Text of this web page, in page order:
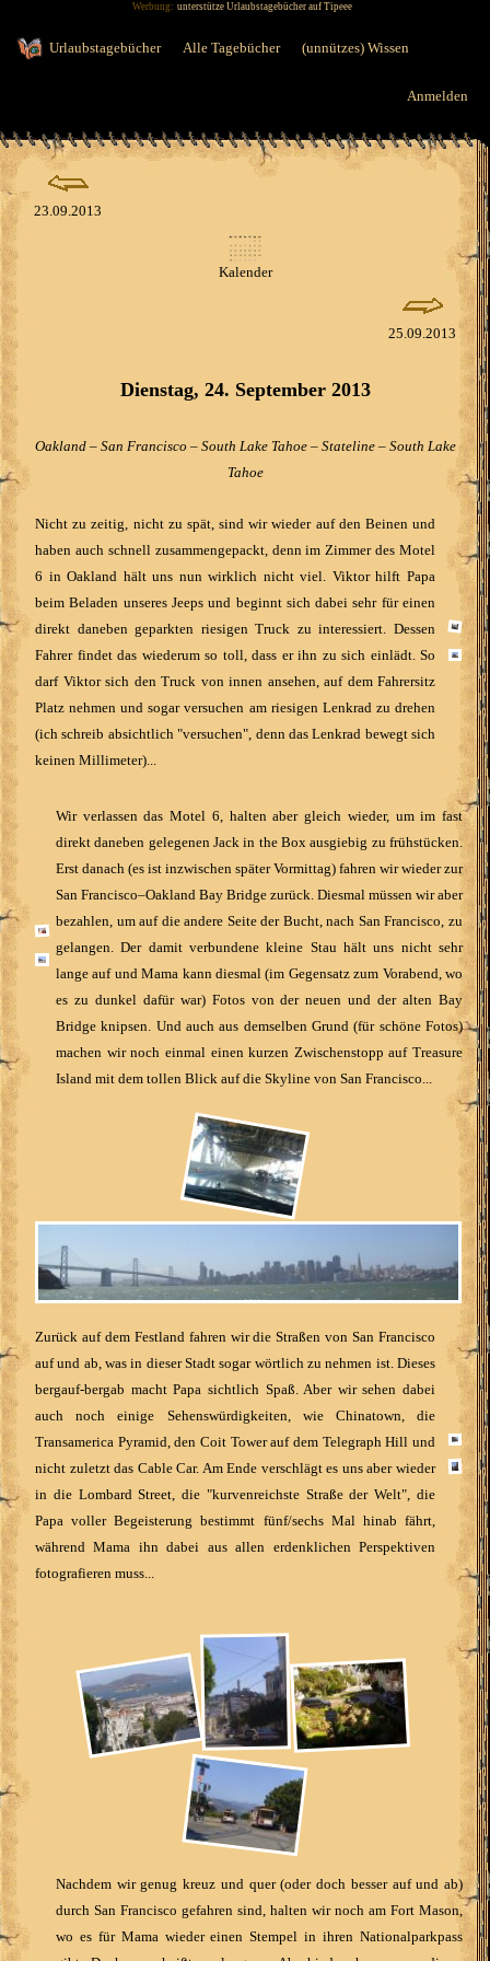
Jump to navigation
Werbung: unterstütze Urlaubstagebücher auf Tipeee
Urlaubstagebücher Alle Tagebücher (unnützes) Wissen
Anmelden
23.09.2013
Kalender
25.09.2013
Dienstag, 24. September 2013
Oakland – San Francisco – South Lake Tahoe – Stateline – South Lake
Tahoe
Nicht zu zeitig, nicht zu spät, sind wir wieder auf den Beinen und
haben auch schnell zusammengepackt, denn im Zimmer des Motel
6 in Oakland hält uns nun wirklich nicht viel. Viktor hilft Papa
beim Beladen unseres Jeeps und beginnt sich dabei sehr für einen
direkt daneben geparkten riesigen Truck zu interessiert. Dessen
Fahrer findet das wiederum so toll, dass er ihn zu sich einlädt. So
darf Viktor sich den Truck von innen ansehen, auf dem Fahrersitz
Platz nehmen und sogar versuchen am riesigen Lenkrad zu drehen
(ich schreib absichtlich "versuchen", denn das Lenkrad bewegt sich
keinen Millimeter)...
Wir verlassen das Motel 6, halten aber gleich wieder, um im fast
direkt daneben gelegenen Jack in the Box ausgiebig zu frühstücken.
Erst danach (es ist inzwischen später Vormittag) fahren wir wieder zur
San Francisco–Oakland Bay Bridge zurück. Diesmal müssen wir aber
bezahlen, um auf die andere Seite der Bucht, nach San Francisco, zu
gelangen. Der damit verbundene kleine Stau hält uns nicht sehr
lange auf und Mama kann diesmal (im Gegensatz zum Vorabend, wo
es zu dunkel dafür war) Fotos von der neuen und der alten Bay
Bridge knipsen. Und auch aus demselben Grund (für schöne Fotos)
machen wir noch einmal einen kurzen Zwischenstopp auf Treasure
Island mit dem tollen Blick auf die Skyline von San Francisco...
Zurück auf dem Festland fahren wir die Straßen von San Francisco
auf und ab, was in dieser Stadt sogar wörtlich zu nehmen ist. Dieses
bergauf-bergab macht Papa sichtlich Spaß. Aber wir sehen dabei
auch noch einige Sehenswürdigkeiten, wie Chinatown, die
Transamerica Pyramid, den Coit Tower auf dem Telegraph Hill und
nicht zuletzt das Cable Car. Am Ende verschlägt es uns aber wieder
in die Lombard Street, die "kurvenreichste Straße der Welt", die
Papa voller Begeisterung bestimmt fünf/sechs Mal hinab fährt,
während Mama ihn dabei aus allen erdenklichen Perspektiven
fotografieren muss...
Nachdem wir genug kreuz und quer (oder doch besser auf und ab)
durch San Francisco gefahren sind, halten wir noch am Fort Mason,
wo es für Mama wieder einen Stempel in ihren Nationalparkpass